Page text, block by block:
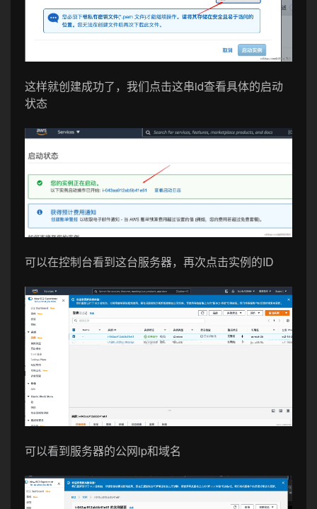
这样就创建成功了，我们点击这串id查看具体的启动
状态
可以在控制台看到这台服务器，再次点击实例的ID
可以看到服务器的公网ip和域名